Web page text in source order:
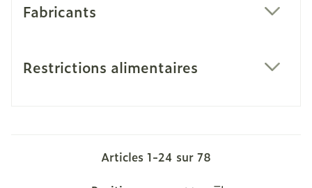
Fabricants
Restrictions alimentaires
Articles 1-24 sur 78